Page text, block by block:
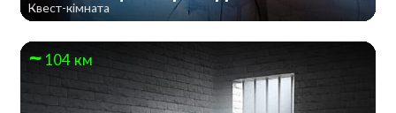
Квест-кімната
104 км